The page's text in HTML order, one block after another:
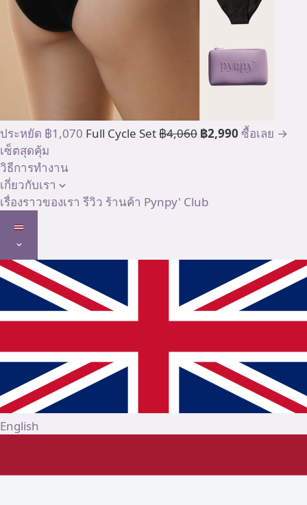
ประหยัด ฿1,070 Full Cycle Set฿4,060 ฿2,990 ซื้อเลย →
เซ็ตสุดคุ้ม
วิธีการทำงาน
เกี่ยวกับเรา
เรื่องราวของเรา รีวิว ร้านค้า Pynpy' Club
English